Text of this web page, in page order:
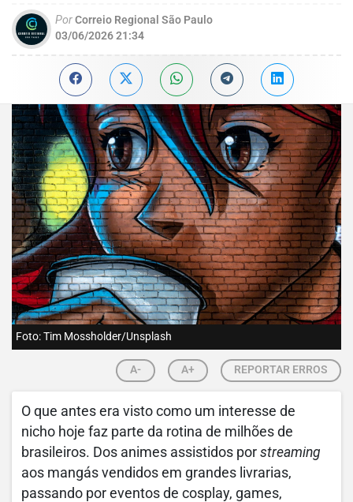
PorCorreio Regional São Paulo
03/06/2026 21:34
Foto: Tim Mossholder/Unsplash
A- A+ REPORTAR ERROS
O que antes era visto como um interesse de
nicho hoje faz parte da rotina de milhões de
brasileiros. Dos animes assistidos por streaming
aos mangás vendidos em grandes livrarias,
passando por eventos de cosplay, games,